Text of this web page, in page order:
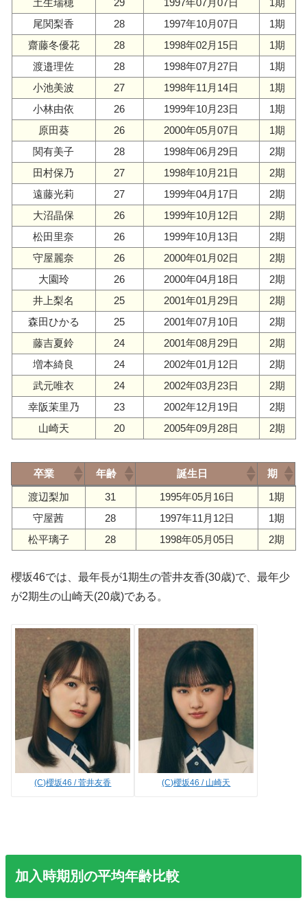
土生瑞穂
29 1997年07月07日
1期
尾関梨香
28 1997年10月07日
1期
齋藤冬優花
28 1998年02月15日
1期
渡邉理佐
28 1998年07月27日
1期
小池美波
27 1998年11月14日
1期
小林由依
26 1999年10月23日
1期
原田葵
26 2000年05月07日
1期
関有美子
28 1998年06月29日
2期
田村保乃
27 1998年10月21日
2期
遠藤光莉
27 1999年04月17日
2期
大沼晶保
26 1999年10月12日
2期
松田里奈
26 1999年10月13日
2期
守屋麗奈
26 2000年01月02日
2期
大園玲
26 2000年04月18日
2期
井上梨名
25 2001年01月29日
2期
森田ひかる
25 2001年07月10日
2期
藤吉夏鈴
24 2001年08月29日
2期
増本綺良
24 2002年01月12日
2期
武元唯衣
24 2002年03月23日
2期
幸阪茉里乃
23 2002年12月19日
2期
山崎天
20 2005年09月28日 2期
卒業 年齢 誕生日
期
卒業
年齢 誕生日 期
渡辺梨加 31 1995年05月16日
1期
守屋茜
28 1997年11月12日
1期
松平璃子
28 1998年05月05日 2期
櫻坂46では、最年長が1期生の菅井友香(30歳)で、最年少
が2期生の山崎天(20歳)である。
(C)櫻坂46 / 菅井友香 (C)櫻坂46 / 山崎天
加入時期別の平均年齢比較